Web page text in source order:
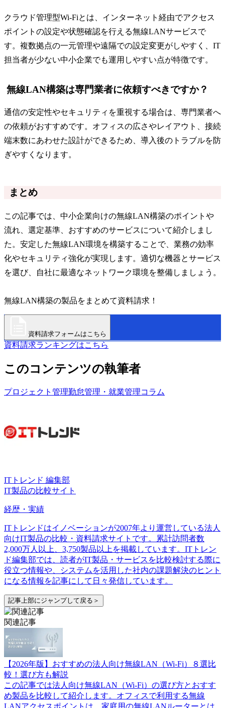
クラウド管理型Wi-Fiとは、インターネット経由でアクセス
ポイントの設定や状態確認を行える無線LANサービスで
す。複数拠点の一元管理や遠隔での設定変更がしやすく、IT
担当者が少ない中小企業でも運用しやすい点が特徴です。
無線LAN構築は専門業者に依頼すべきですか？
通信の安定性やセキュリティを重視する場合は、専門業者へ
の依頼がおすすめです。オフィスの広さやレイアウト、接続
端末数にあわせた設計ができるため、導入後のトラブルを防
ぎやすくなります。
まとめ
この記事では、中小企業向けの無線LAN構築のポイントや
流れ、選定基準、おすすめのサービスについて紹介しまし
た。安定した無線LAN環境を構築することで、業務の効率
化やセキュリティ強化が実現します。適切な機器とサービス
を選び、自社に最適なネットワーク環境を整備しましょう。
無線LAN構築の製品をまとめて資料請求！
資料請求フォームはこちら
資料請求ランキングはこちら
このコンテンツの執筆者
プロジェクト管理勤怠管理・就業管理コラム
ITトレンド 編集部
IT製品の比較サイト
経歴・実績
ITトレンドはイノベーションが2007年より運営している法人
向けIT製品の比較・資料請求サイトです。累計訪問者数
2,000万人以上、3,750製品以上を掲載しています。ITトレン
ド編集部では、読者がIT製品・サービスを比較検討する際に
役立つ情報や、システムを活用した社内の課題解決のヒント
になる情報を記事にして日々発信しています。
記事上部にジャンプして戻る＞
関連記事
【2026年版】おすすめの法人向け無線LAN（Wi-Fi）８選比
較！選び方も解説
この記事では法人向け無線LAN（Wi-Fi）の選び方とおすす
め製品を比較して紹介します。オフィスで利用する無線